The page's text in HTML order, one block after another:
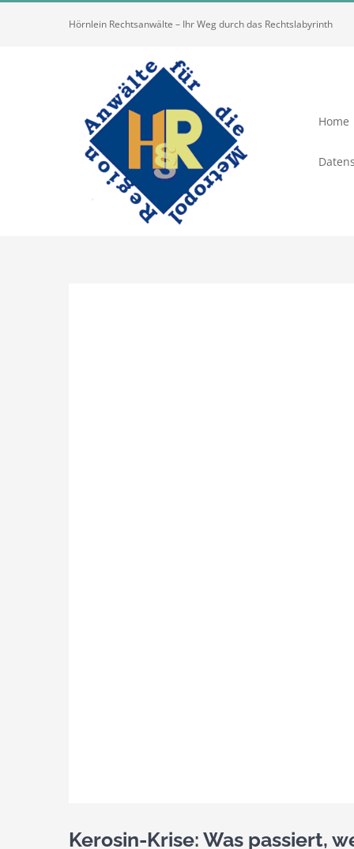
Hörnlein Rechtsanwälte – Ihr Weg durch das Rechtslabyrinth
Home
Kerosin-Krise: Was passiert,